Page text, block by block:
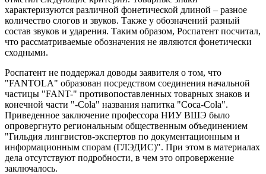
характеризуются различной фонетической длиной – разное
количество слогов и звуков. Также у обозначений разный
состав звуков и ударения. Таким образом, Роспатент посчитал,
что рассматриваемые обозначения не являются фонетически
сходными.
Роспатент не поддержал доводы заявителя о том, что
"FANTOLA" образован посредством соединения начальной
частицы "FANT-" противопоставленных товарных знаков и
конечной части "-Cola" названия напитка "Coca-Cola".
Приведенное заключение профессора НИУ ВШЭ было
опровергнуто региональным общественным объединением
"Гильдия лингвистов-экспертов по документационным и
информационным спорам (ГЛЭДИС)". При этом в материалах
дела отсутствуют подробности, в чем это опровержение
заключалось.